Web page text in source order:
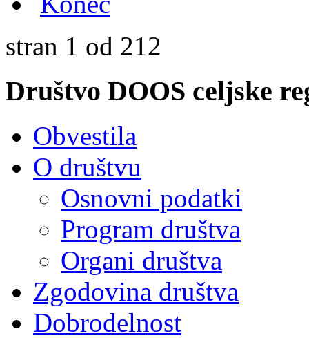
stran 1 od 212
Društvo DOOS celjske
Obvestila
O društvu
Osnovni podatki
Program društva
Organi društva
Zgodovina društva
Dobrodelnost